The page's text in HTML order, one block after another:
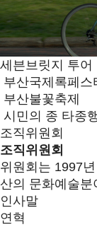
세븐브릿지 투어
부산국제록페스
부산불꽃축제
시민의 종 타종
조직위원회
조직위원회
위원회는 1997
산의 문화예술분
인사말
연혁